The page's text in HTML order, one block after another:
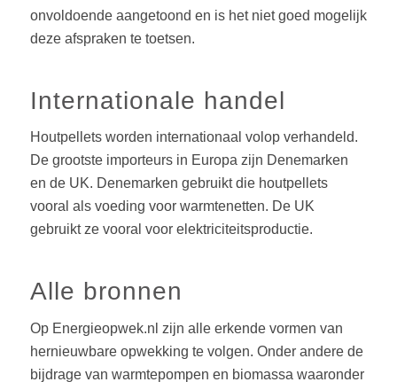
Houtpellets worden internationaal volop verhandeld.
De grootste importeurs in Europa zijn Denemarken
vooral als voeding voor warmtenetten. De UK
gebruikt ze vooral voor elektriciteitsproductie.
Alle bronnen
Op Energieopwek.nl zijn alle erkende vormen van
hernieuwbare opwekking te volgen. Onder andere de
houtstook thuis. Per bron is te zien wat de bijdrage is
en ook hoe dit zich verhoudt tot het totaal van de
hernieuwbare opwekking. De site heeft tot doel een
feitelijk beeld te geven van waar Nederland staat bij
de verduurzaming.